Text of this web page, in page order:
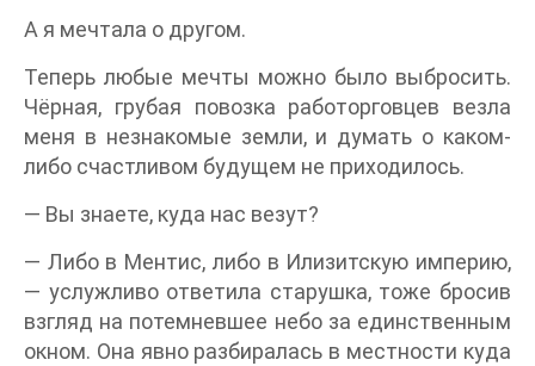
А я мечтала о другом.
Теперь любые мечты можно было выбросить.
Чёрная, грубая повозка работорговцев везла
меня в незнакомые земли, и думать о каком-
либо счастливом будущем не приходилось.
— Вы знаете, куда нас везут?
— Либо в Ментис, либо в Илизитскую империю,
— услужливо ответила старушка, тоже бросив
взгляд на потемневшее небо за единственным
окном. Она явно разбиралась в местности куда